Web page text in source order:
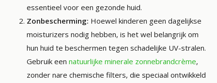
essentieel voor een gezonde huid.
Zonbescherming: Hoewel kinderen geen dagelijkse
moisturizers nodig hebben, is het wel belangrijk om
hun huid te beschermen tegen schadelijke UV-stralen.
Gebruik een natuurlijke minerale zonnebrandcrème,
zonder nare chemische filters, die speciaal ontwikkeld